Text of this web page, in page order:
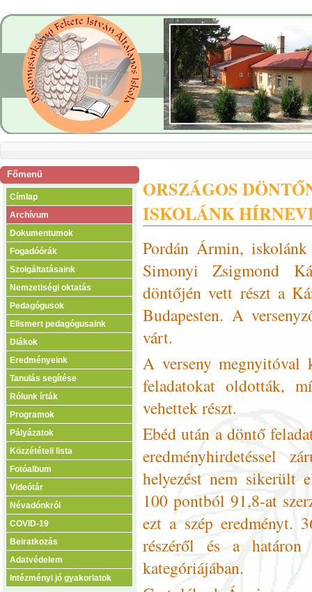
Főmenü
Címlap
Archívum
Dokumentumok
Fogadóórák
Szolgáltatásaink
Nemzetiségi oktatás
Pedagógusok
Elismert pedagógusaink
Diákok
Eredményeink
Tanulás segítése
Rólunk írták
Programok
Pályázatok
Közzétételi lista
Fotóalbum
Videótár
Névadónkról
COVID-19
Beiratkozás
Adatvédelem
Intézményi jó gyakorlatok
ORSZÁGOS
ISKOLÁNK
Pordán Ármin,
Simonyi Zsigmond
döntőjén vett részt a
Budapesten. A
várt.
A verseny megnyitóval
feladatokat oldották,
vehettek részt.
Ebéd után a döntő
eredményhirdetéssel
helyezést nem sikerült
100 pontból 91,8-at
ezt a szép eredményt.
részéről és a
kategóriájában.